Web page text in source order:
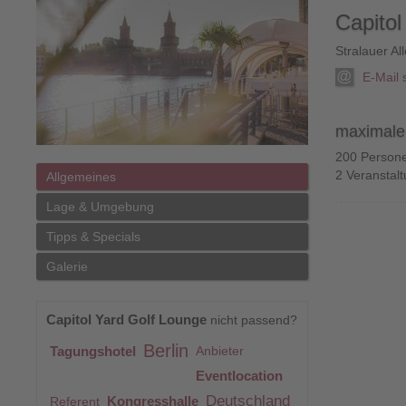
Allgemeines
Lage & Umgebung
Tipps & Specials
Galerie
Capitol Yard Golf Lounge nicht passend?
Tagungshotel Berlin Anbieter
Eventlocation
Referent Kongresshalle Deutschland
Stralauer
E-Mail
200
2